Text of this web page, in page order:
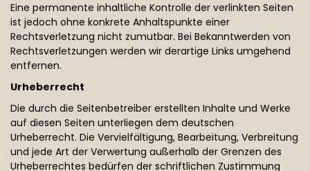
Eine permanente inhaltliche Kontrolle der verlinkten Seiten
ist jedoch ohne konkrete Anhaltspunkte einer
Rechtsverletzung nicht zumutbar. Bei Bekanntwerden von
Rechtsverletzungen werden wir derartige Links umgehend
entfernen.
Urheberrecht
Die durch die Seitenbetreiber erstellten Inhalte und Werke
auf diesen Seiten unterliegen dem deutschen
Urheberrecht. Die Vervielfältigung, Bearbeitung, Verbreitung
und jede Art der Verwertung außerhalb der Grenzen des
Urheberrechtes bedürfen der schriftlichen Zustimmung